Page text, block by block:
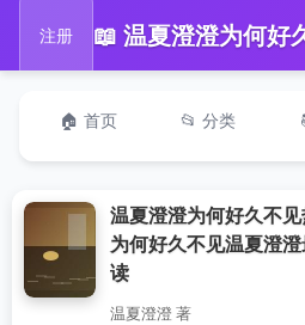
注册
🏠 首页 📂 分类
温夏澄澄为何好久不见
为何好久不见温夏澄
读
温夏澄澄 著